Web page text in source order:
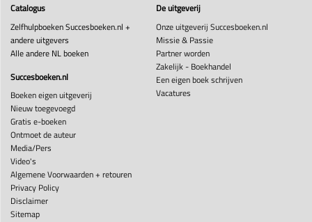
Catalogus
Zelfhulpboeken Succesboeken.nl +
andere uitgevers
Alle andere NL boeken
Succesboeken.nl
Boeken eigen uitgeverij
Nieuw toegevoegd
Gratis e-boeken
Ontmoet de auteur
Media/Pers
Video's
Algemene Voorwaarden + retouren
Privacy Policy
Disclaimer
Sitemap
De uitgeverij
Onze uitgeverij Succesboeken.nl
Missie & Passie
Partner worden
Zakelijk - Boekhandel
Een eigen boek schrijven
Vacatures